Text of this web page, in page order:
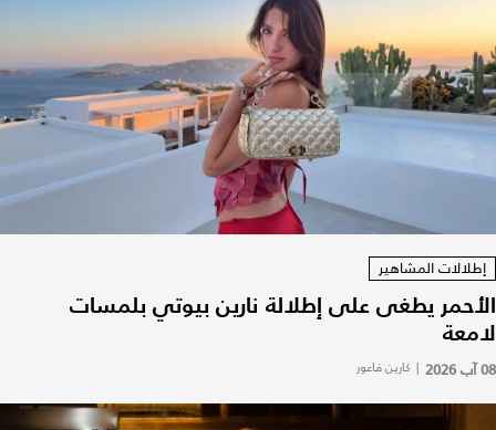
إطلالات المشاهير
الأحمر يطغى على إطلالة نارين بيوتي بلمسات
لامعة
08 آب 2026 | كارين فاعور